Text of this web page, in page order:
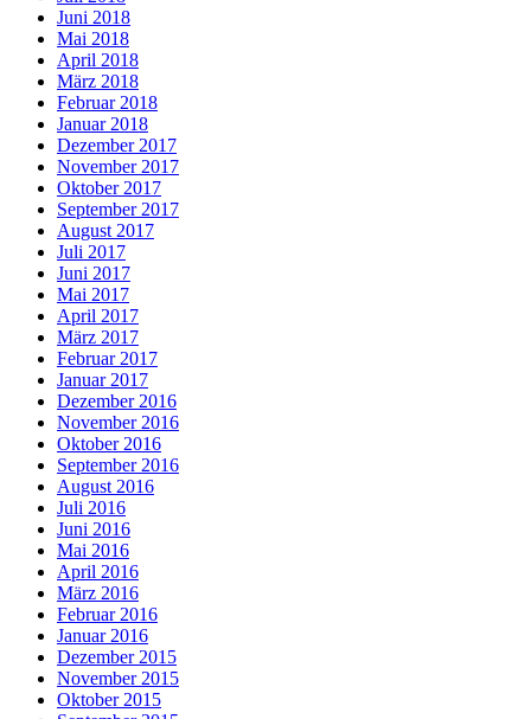
Juni 2018
Mai 2018
April 2018
März 2018
Februar 2018
Januar 2018
Dezember 2017
November 2017
Oktober 2017
September 2017
August 2017
Juli 2017
Juni 2017
Mai 2017
April 2017
März 2017
Februar 2017
Januar 2017
Dezember 2016
November 2016
Oktober 2016
September 2016
August 2016
Juli 2016
Juni 2016
Mai 2016
April 2016
März 2016
Februar 2016
Januar 2016
Dezember 2015
November 2015
Oktober 2015